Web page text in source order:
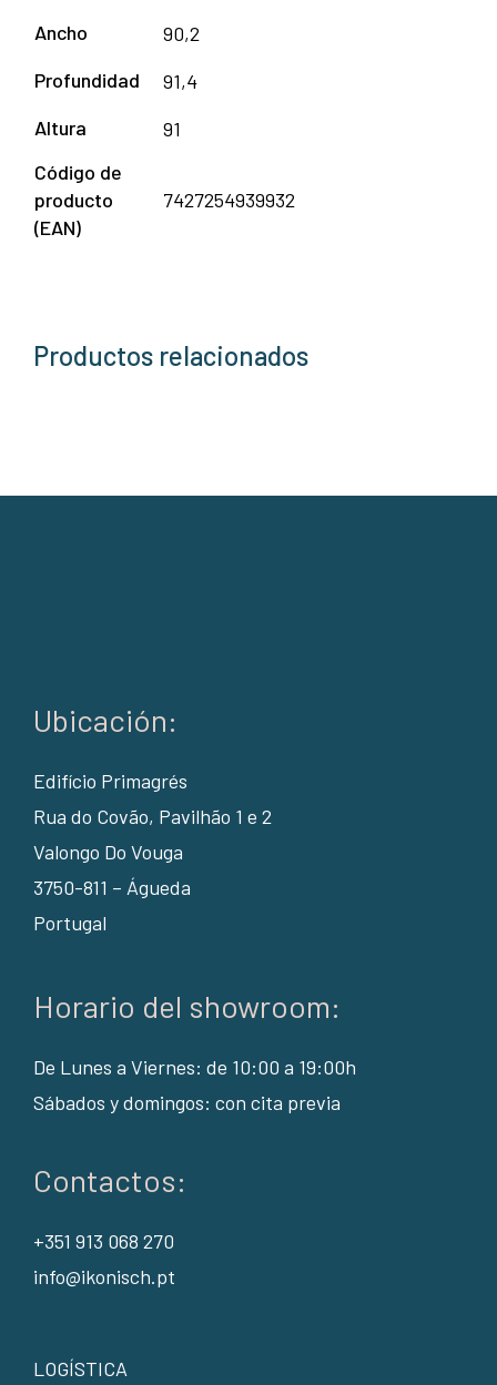
Ancho
90,2
Profundidad
91,4
Altura
91
Código de
producto
(EAN)
7427254939932
Productos relacionados
Ubicación:
Edifício Primagrés
Rua do Covão, Pavilhão 1 e 2
Valongo Do Vouga
3750-811 – Águeda
Portugal
Horario del showroom:
De Lunes a Viernes: de 10:00 a 19:00h
Sábados y domingos: con cita previa
Contactos:
+351 913 068 270
info@ikonisch.pt
LOGÍSTICA